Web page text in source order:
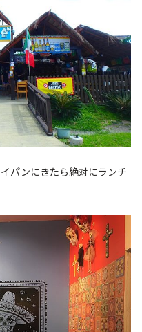
パンにきたら絶対にランチ